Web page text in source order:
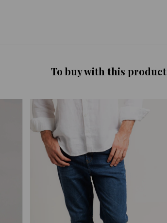
To buy with this product